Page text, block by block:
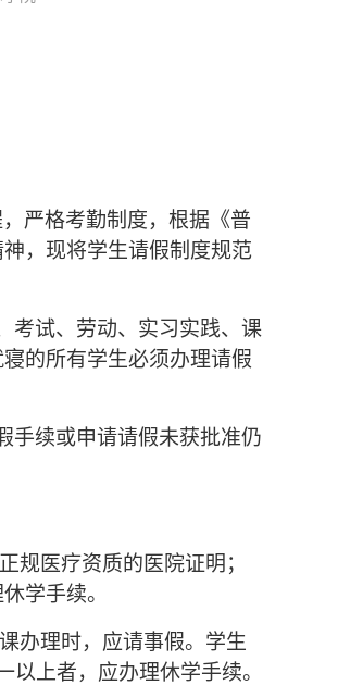
严格考勤制度，根据《普
，现将学生请假制度规范
考试、劳动、实习实践、课
的所有学生必须办理请假
手续或申请请假未获批准仍
规医疗资质的医院证明；
学手续。
办理时，应请事假。学生
上者，应办理休学手续。